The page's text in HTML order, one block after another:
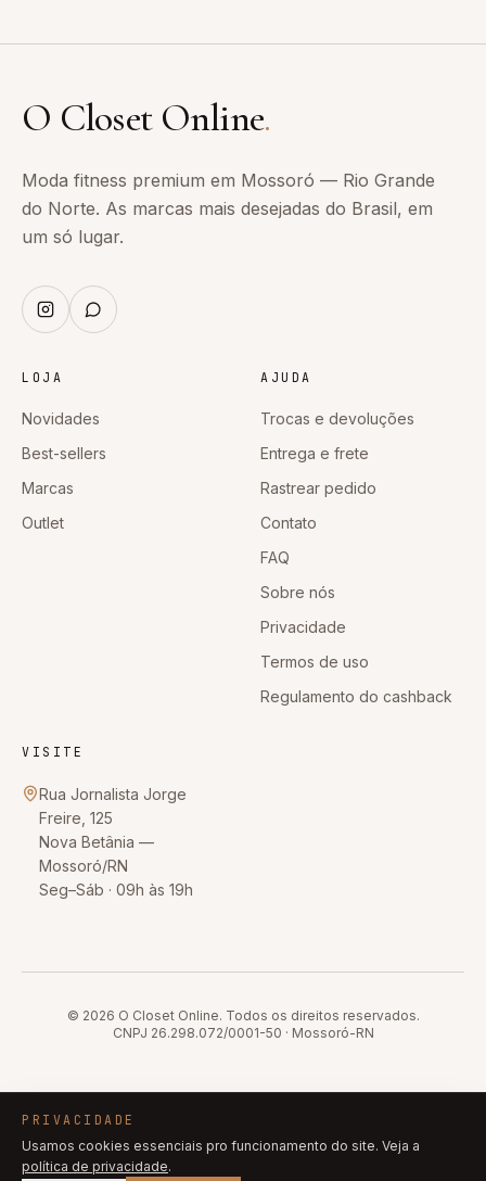
O Closet Online.
Moda fitness premium em Mossoró — Rio Grande
do Norte. As marcas mais desejadas do Brasil, em
um só lugar.
LOJA
Novidades
Best-sellers
Marcas
Outlet
AJUDA
Trocas e devoluções
Entrega e frete
Rastrear pedido
Contato
FAQ
Sobre nós
Privacidade
Termos de uso
Regulamento do cashback
VISITE
Rua Jornalista Jorge
Freire, 125
Nova Betânia —
Mossoró/RN
Seg–Sáb · 09h às 19h
© 2026 O Closet Online. Todos os direitos reservados.
CNPJ 26.298.072/0001-50 · Mossoró-RN
PRIVACIDADE
Usamos cookies essenciais pro funcionamento do site. Veja a
política de privacidade.